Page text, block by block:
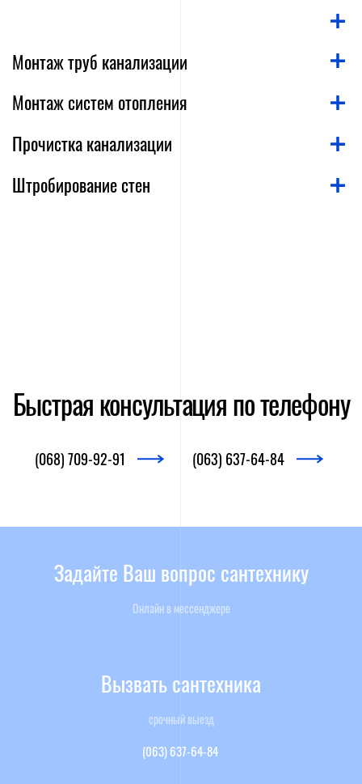
Монтаж труб канализации
Монтаж систем отопления
Прочистка канализации
Штробирование стен
Быстрая консультация по телефону
(068) 709-92-91 (063) 637-64-84
Задайте Ваш вопрос сантехнику
Онлайн в мессенджере
Вызвать сантехника
срочный выезд
(063) 637-64-84